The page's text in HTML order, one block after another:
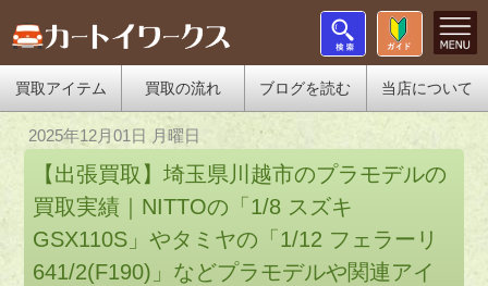
買取アイテム 買取の流れ ブログを読む 当店について
2025年12月01日 月曜日
【出張買取】埼玉県川越市のプラモデルの
買取実績｜NITTOの「1/8 スズキ
GSX110S」やタミヤの「1/12 フェラーリ
641/2(F190)」などプラモデルや関連アイ